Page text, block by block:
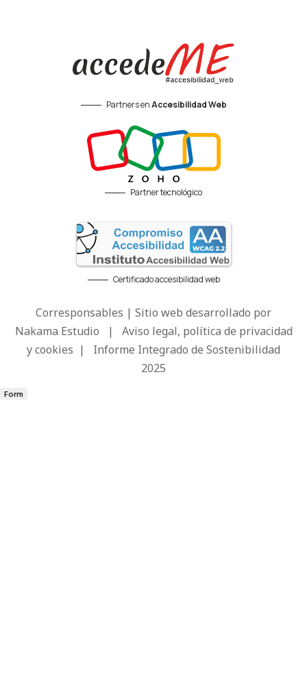
Partners enAccesibilidad Web
Partner tecnológico
Certificado accesibilidad web
Corresponsables | Sitio web desarrollado por
Nakama Estudio | Aviso legal, política de privacidad
y cookies | Informe Integrado de Sostenibilidad
2025
Form